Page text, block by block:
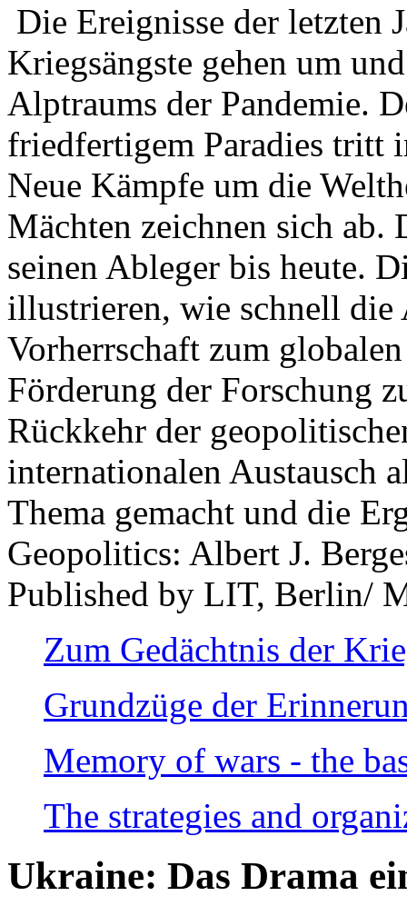
Die Ereignisse der letzten
Kriegsängste gehen um
Alptraums der Pandemie.
friedfertigem Paradies tritt
Neue Kämpfe um die
Mächten zeichnen sich
seinen Ableger bis heute.
illustrieren, wie schnell die
Vorherrschaft zum
Förderung der Forschung
Rückkehr der
internationalen Austausch
Thema gemacht und die
Geopolitics: Albert J.
Published by LIT, Berlin/
Zum Gedächtnis der
Grundzüge der
Memory of wars - the
The strategies and
Ukraine: Das Drama